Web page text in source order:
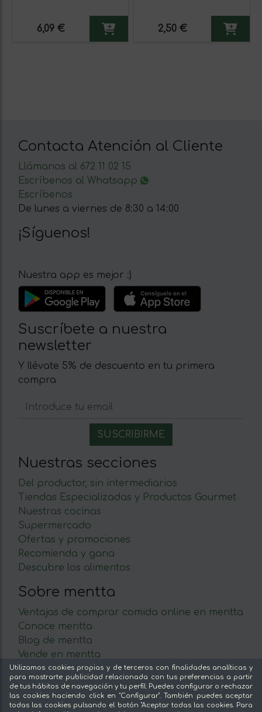
6,09 € 2,50 €
Contacta Atención al Cliente
Llámanos al 672 11 02 15
Escríbenos al Whatsapp
Escríbenos
De lunes a viernes de 8:30 a 14:00
¡Síguenos!
Nuestra app es mejor :)
Suscríbete a nuestra
newsletter
Y llévate 5% de descuento en tu primera
compra
Nuestras secciones
Del productor, sin intermediarios
Tiendas Especializadas y Productos Gourmet
Nuestras cocinas
Supermercado
Ofertas y promociones
Recomienda y gana
Descubre los alimentos
Sobre mentta
Ventajas de comprar comida online en mentta
Conoce mentta
Blog de mentta
Vende en mentta
Fidelización
Preguntas frecuentes
Legal
Utilizamos cookies propias y de terceros con finalidades analíticas y
para mostrarte publicidad relacionada con tus preferencias a partir
de tus hábitos de navegación y tu perfil. Puedes configurar o rechazar
las cookies haciendo click en "Configurar". También puedes aceptar
todas las cookies pulsando el botón "Aceptar todas las cookies. Para